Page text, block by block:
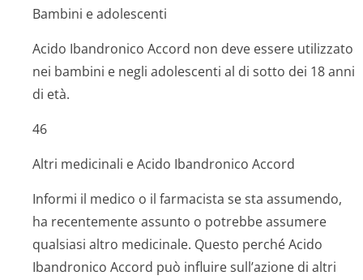
Bambini e adolescenti
Acido Ibandronico Accord non deve essere utilizzato
nei bambini e negli adolescenti al di sotto dei 18 anni
di età.
46
Altri medicinali e Acido Ibandronico Accord
Informi il medico o il farmacista se sta assumendo,
ha recentemente assunto o potrebbe assumere
qualsiasi altro medicinale. Questo perché Acido
Ibandronico Accord può influire sull’azione di altri